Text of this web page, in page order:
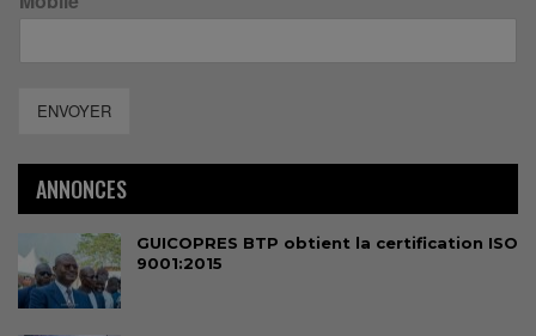
ENVOYER
ANNONCES
GUICOPRES BTP obtient la certification ISO
9001:2015